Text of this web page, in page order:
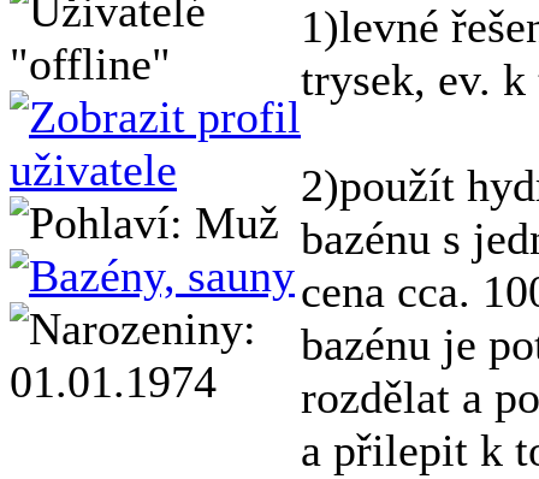
1)levné
trysek, ev.
2)použít
bazénu s
cena cca.
bazénu je
rozdělat a
a přilepit k